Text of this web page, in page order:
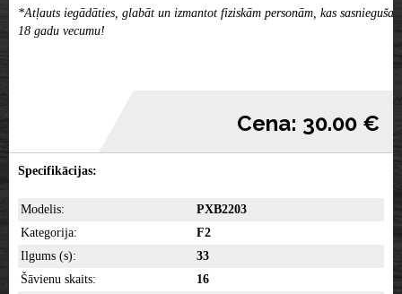
*Atļauts iegādāties, glabāt un izmantot fiziskām personām, kas sasniegušas
18 gadu vecumu!
Cena: 30.00 €
Specifikācijas:
Modelis:
PXB2203
Kategorija:
F2
Ilgums (s):
33
Šāvienu skaits:
16